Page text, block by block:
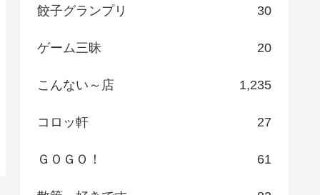
餃子グランプリ 30
ゲーム三昧 20
こんない～店 1,235
コロッ軒 27
ＧＯＧＯ！ 61